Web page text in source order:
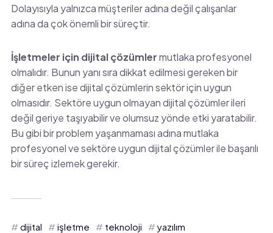
Dolayısıyla yalnızca müşteriler adına değil çalışanlar
adına da çok önemli bir süreçtir.
İşletmeler için dijital çözümlermutlaka profesyonel
olmalıdır. Bunun yanı sıra dikkat edilmesi gereken bir
diğer etken ise dijital çözümlerin sektör için uygun
olmasıdır. Sektöre uygun olmayan dijital çözümler ileri
değil geriye taşıyabilir ve olumsuz yönde etki yaratabilir.
Bu gibi bir problem yaşanmaması adına mutlaka
profesyonel ve sektöre uygun dijital çözümler ile başarılı
bir süreç izlemek gerekir.
dijital işletme teknoloji yazılım